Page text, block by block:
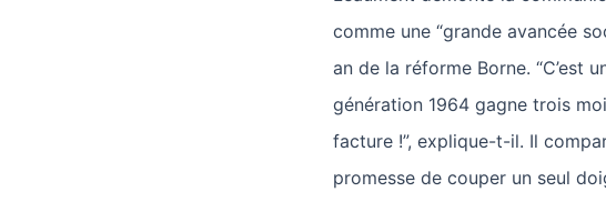
comme une “grande avancée
an de la réforme Borne. “C’est
génération 1964 gagne trois
facture !”, explique-t-il. Il
promesse de couper un seul